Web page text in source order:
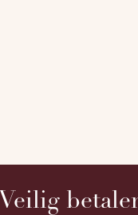
Veilig